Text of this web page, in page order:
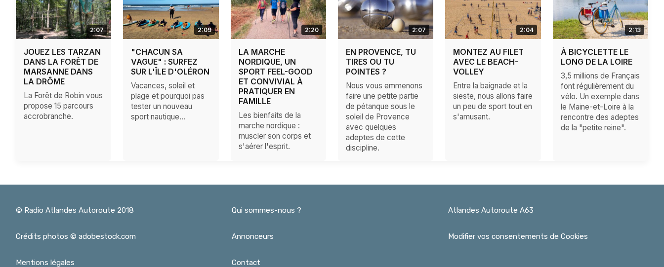
2:07
JOUEZ LES TARZAN
DANS LA FORÊT DE
MARSANNE DANS
LA DRÔME
La Forêt de Robin vous
propose 15 parcours
accrobranche.
2:09
"CHACUN SA
VAGUE" : SURFEZ
SUR L'ÎLE D'OLÉRON
Vacances, soleil et
plage et pourquoi pas
tester un nouveau
sport nautique...
2:20
LA MARCHE
NORDIQUE, UN
SPORT FEEL-GOOD
ET CONVIVIAL À
PRATIQUER EN
FAMILLE
Les bienfaits de la
marche nordique :
muscler son corps et
s'aérer l'esprit.
2:07
EN PROVENCE, TU
TIRES OU TU
POINTES ?
Nous vous emmenons
faire une petite partie
de pétanque sous le
soleil de Provence
avec quelques
adeptes de cette
discipline.
2:04
MONTEZ AU FILET
AVEC LE BEACH-
VOLLEY
Entre la baignade et la
sieste, nous allons faire
un peu de sport tout en
s'amusant.
2:13
À BICYCLETTE LE
LONG DE LA LOIRE
3,5 millions de Français
font régulièrement du
vélo. Un exemple dans
le Maine-et-Loire à la
rencontre des adeptes
de la "petite reine".
© Radio Atlandes Autoroute 2018
Crédits photos © adobestock.com
Mentions légales
Qui sommes-nous ?
Annonceurs
Contact
Atlandes Autoroute A63
Modifier vos consentements de Cookies